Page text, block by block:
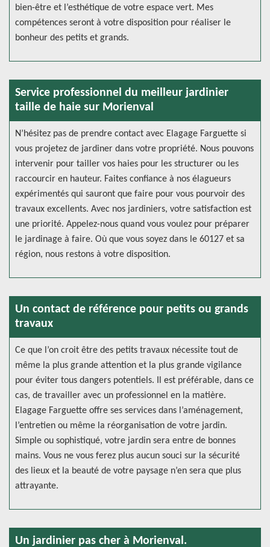
bien-être et l’esthétique de votre espace vert. Mes
compétences seront à votre disposition pour réaliser le
bonheur des petits et grands.
Service professionnel du meilleur jardinier
taille de haie sur Morienval
N’hésitez pas de prendre contact avec Elagage Farguette si
vous projetez de jardiner dans votre propriété. Nous pouvons
intervenir pour tailler vos haies pour les structurer ou les
raccourcir en hauteur. Faites confiance à nos élagueurs
expérimentés qui sauront que faire pour vous pourvoir des
travaux excellents. Avec nos jardiniers, votre satisfaction est
une priorité. Appelez-nous quand vous voulez pour préparer
le jardinage à faire. Où que vous soyez dans le 60127 et sa
région, nous restons à votre disposition.
Un contact de référence pour petits ou grands
travaux
Ce que l’on croit être des petits travaux nécessite tout de
même la plus grande attention et la plus grande vigilance
pour éviter tous dangers potentiels. Il est préférable, dans ce
cas, de travailler avec un professionnel en la matière.
Elagage Farguette offre ses services dans l’aménagement,
l’entretien ou même la réorganisation de votre jardin.
Simple ou sophistiqué, votre jardin sera entre de bonnes
mains. Vous ne vous ferez plus aucun souci sur la sécurité
des lieux et la beauté de votre paysage n’en sera que plus
attrayante.
Un jardinier pas cher à Morienval.